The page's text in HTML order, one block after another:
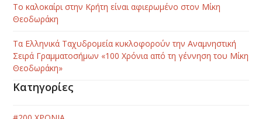
Το καλοκαίρι στην Κρήτη είναι αφιερωμένο στον Μίκη
Θεοδωράκη
Τα Ελληνικά Ταχυδρομεία κυκλοφορούν την Αναμνηστική
Σειρά Γραμματοσήμων «100 Χρόνια από τη γέννηση του Μίκη
Θεοδωράκη»
Κατηγορίες